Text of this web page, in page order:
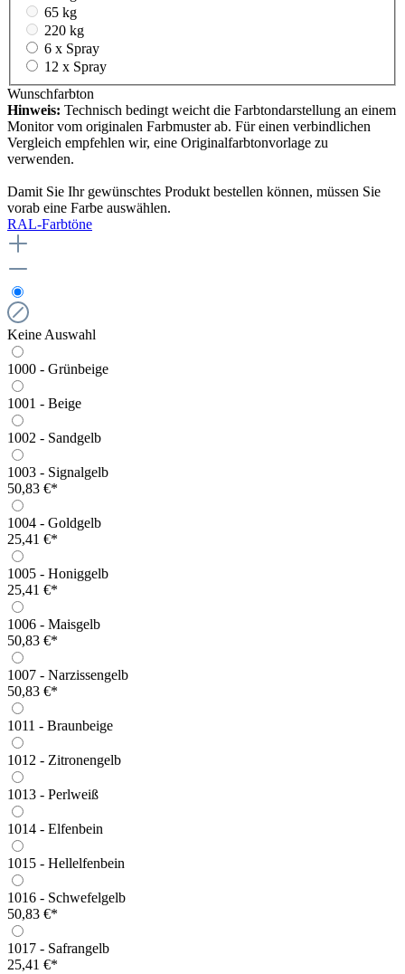
65 kg
220 kg
6 x Spray
12 x Spray
Wunschfarbton
Hinweis: Technisch bedingt weicht die Farbtondarstellung an einem
Monitor vom originalen Farbmuster ab. Für einen verbindlichen
Vergleich empfehlen wir, eine Originalfarbtonvorlage zu
verwenden.
Damit Sie Ihr gewünschtes Produkt bestellen können, müssen Sie
vorab eine Farbe auswählen.
RAL-Farbtöne
Keine Auswahl
1000 - Grünbeige
1001 - Beige
1002 - Sandgelb
1003 - Signalgelb
50,83 €*
1004 - Goldgelb
25,41 €*
1005 - Honiggelb
25,41 €*
1006 - Maisgelb
50,83 €*
1007 - Narzissengelb
50,83 €*
1011 - Braunbeige
1012 - Zitronengelb
1013 - Perlweiß
1014 - Elfenbein
1015 - Hellelfenbein
1016 - Schwefelgelb
50,83 €*
1017 - Safrangelb
25,41 €*